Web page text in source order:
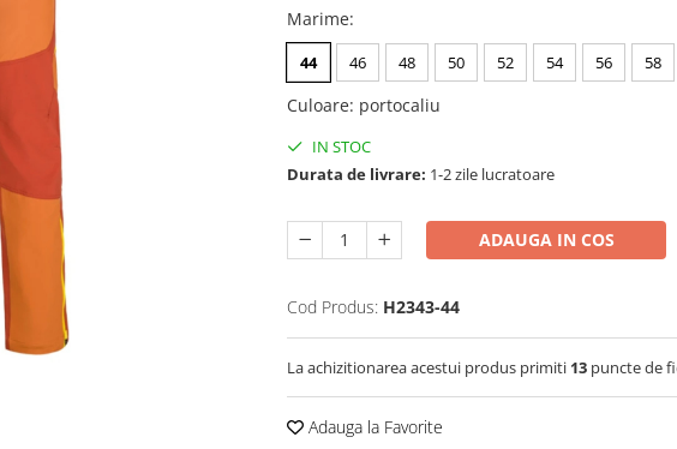
Marime:
44 46 48 50 52 54 56 58
Culoare: portocaliu
IN STOC
Durata de livrare: 1-2 zile lucratoare
ADAUGA IN COS
Cod Produs: H2343-44
La achizitionarea acestui produs primiti 13 puncte de
Adauga la Favorite